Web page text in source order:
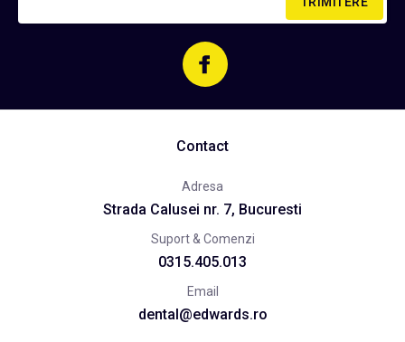
Contact
Adresa
Strada Calusei nr. 7, Bucuresti
Suport & Comenzi
0315.405.013
Email
dental@edwards.ro